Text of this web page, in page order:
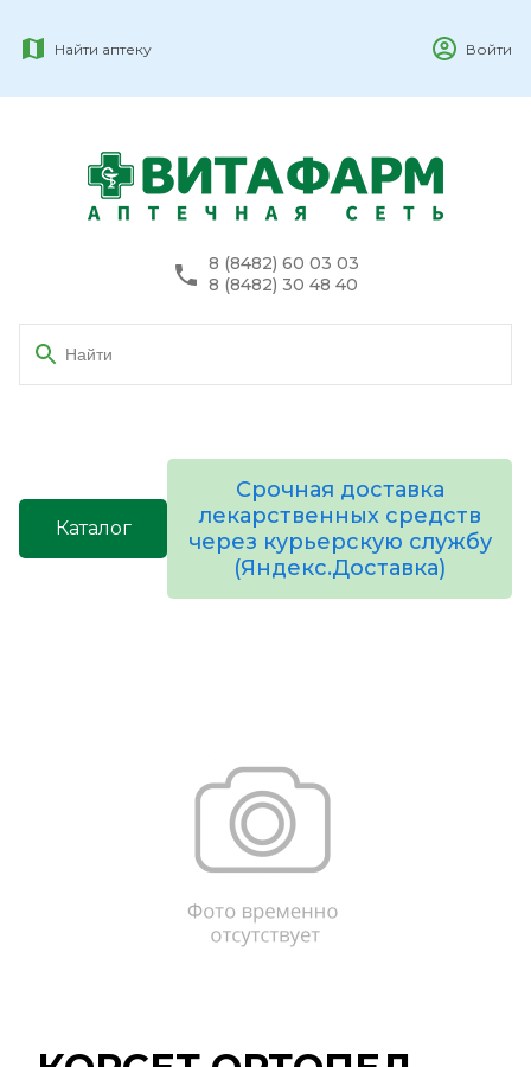
Найти аптеку Войти
8 (8482) 60 03 03
8 (8482) 30 48 40
Каталог
Срочная доставка
лекарственных средств
через курьерскую службу
(Яндекс.Доставка)